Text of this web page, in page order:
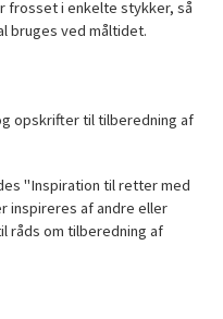
frosset i enkelte stykker, så
bruges ved måltidet.
opskrifter til tilberedning af
"Inspiration til retter med
inspireres af andre eller
råds om tilberedning af